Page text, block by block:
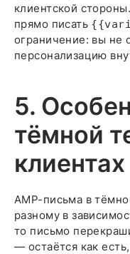
клиентской
прямо писать
ограничение: вы не
персонализацию
5.
тёмной
клиентах
AMP-письма в
разному в
то письмо
— остаётся как